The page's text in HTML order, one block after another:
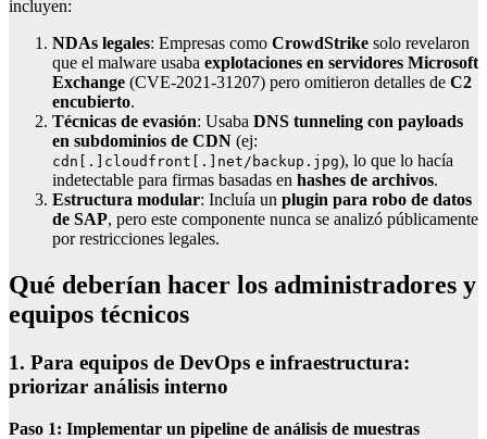
incluyen:
NDAs legales: Empresas como CrowdStrike solo revelaron
que el malware usaba explotaciones en servidores Microsoft
Exchange (CVE-2021-31207) pero omitieron detalles de C2
encubierto.
Técnicas de evasión: Usaba DNS tunneling con payloads
en subdominios de CDN (ej:
cdn[.]cloudfront[.]net/backup.jpg), lo que lo hacía
indetectable para firmas basadas en hashes de archivos.
Estructura modular: Incluía un plugin para robo de datos
de SAP, pero este componente nunca se analizó públicamente
por restricciones legales.
Qué deberían hacer los administradores y
equipos técnicos
1. Para equipos de DevOps e infraestructura:
priorizar análisis interno
Paso 1: Implementar un pipeline de análisis de muestras